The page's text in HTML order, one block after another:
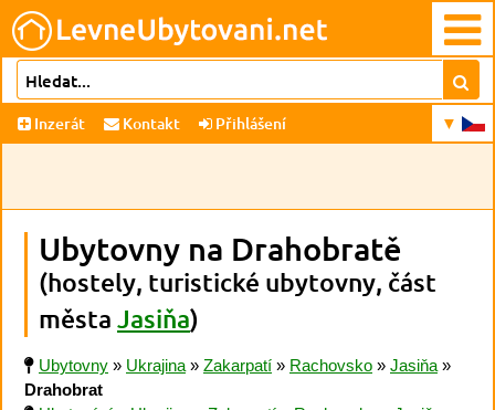
Inzerát Kontakt Přihlášení
Ubytovny na Drahobratě
(hostely, turistické ubytovny, část
města Jasiňa)
Ubytovny » Ukrajina » Zakarpatí » Rachovsko » Jasiňa »
Drahobrat